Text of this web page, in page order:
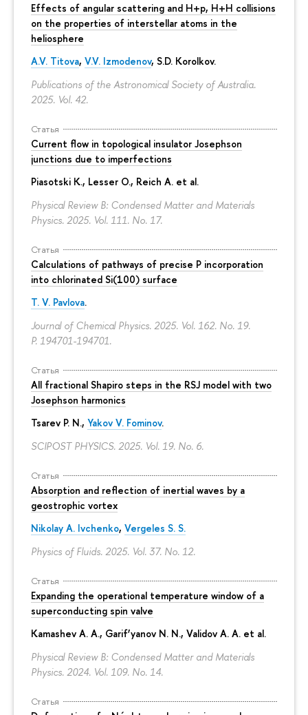
Effects of angular scattering and H+p, H+H collisions
on the properties of interstellar atoms in the
heliosphere
A.V. Titova, V.V. Izmodenov, S.D. Korolkov.
Publications of the Astronomical Society of Australia.
2025. Vol. 42.
Статья
Current flow in topological insulator Josephson
junctions due to imperfections
Piasotski K., Lesser O., Reich A. et al.
Physical Review B: Condensed Matter and Materials
Physics. 2025. Vol. 111. No. 17.
Статья
Calculations of pathways of precise P incorporation
into chlorinated Si(100) surface
T. V. Pavlova.
Journal of Chemical Physics. 2025. Vol. 162. No. 19.
P. 194701-194701.
Статья
All fractional Shapiro steps in the RSJ model with two
Josephson harmonics
Tsarev P. N., Yakov V. Fominov.
SCIPOST PHYSICS. 2025. Vol. 19. No. 6.
Статья
Absorption and reflection of inertial waves by a
geostrophic vortex
Nikolay A. Ivchenko, Vergeles S. S.
Physics of Fluids. 2025. Vol. 37. No. 12.
Статья
Expanding the operational temperature window of a
superconducting spin valve
Kamashev A. A., Garif’yanov N. N., Validov A. A. et al.
Physical Review B: Condensed Matter and Materials
Physics. 2024. Vol. 109. No. 14.
Статья